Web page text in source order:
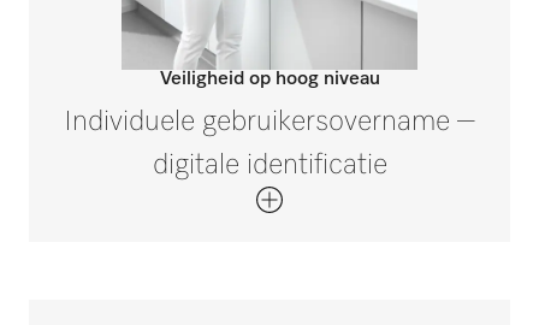
Veiligheid op hoog niveau
Individuele gebruikersovername –
digitale identificatie